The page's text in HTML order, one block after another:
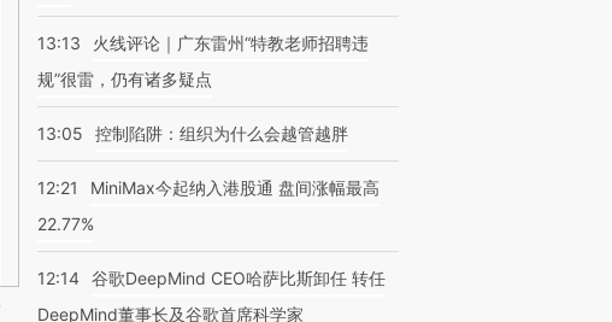
13:13
火线评论｜广东雷州“特教老师招聘违
规”很雷，仍有诸多疑点
13:05 控制陷阱：组织为什么会越管越胖
12:21
MiniMax今起纳入港股通 盘间涨幅最高
22.77%
12:14 谷歌DeepMind CEO哈萨比斯卸任 转任
DeepMind董事长及谷歌首席科学家